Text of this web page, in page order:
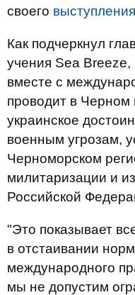
своего
Как подчеркнул
учения Sea
вместе с
проводит в
украинское
военным угрозам,
Черноморском
милитаризации и
Российской
"Это показывает
в отстаивании
международного
мы не допустим